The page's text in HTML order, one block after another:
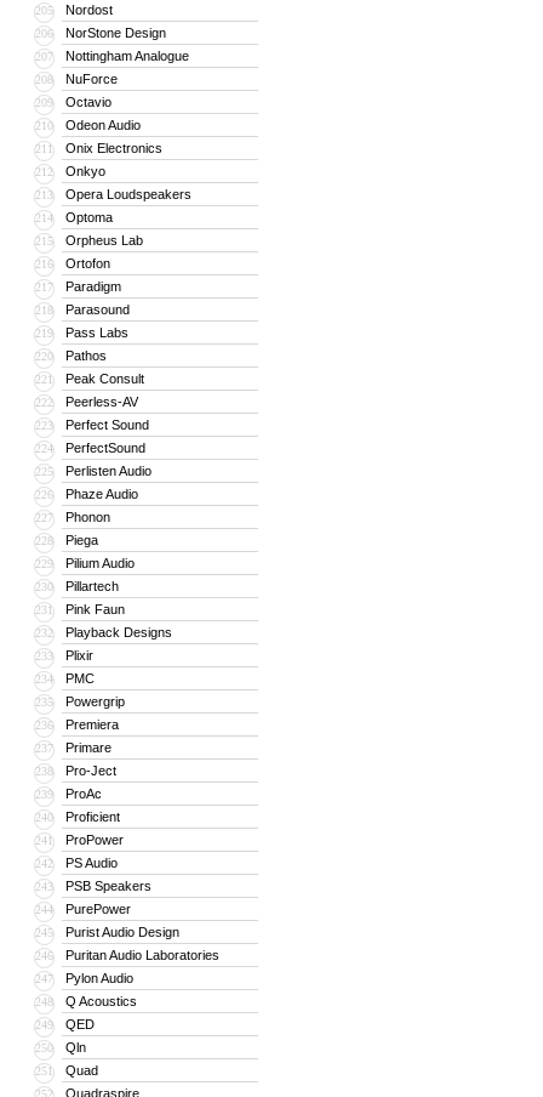
205 Nordost
206 NorStone Design
207 Nottingham Analogue
208 NuForce
209 Octavio
210 Odeon Audio
211 Onix Electronics
212 Onkyo
213 Opera Loudspeakers
214 Optoma
215 Orpheus Lab
216 Ortofon
217 Paradigm
218 Parasound
219 Pass Labs
220 Pathos
221 Peak Consult
222 Peerless-AV
223 Perfect Sound
224 PerfectSound
225 Perlisten Audio
226 Phaze Audio
227 Phonon
228 Piega
229 Pilium Audio
230 Pillartech
231 Pink Faun
232 Playback Designs
233 Plixir
234 PMC
235 Powergrip
236 Premiera
237 Primare
238 Pro-Ject
239 ProAc
240 Proficient
241 ProPower
242 PS Audio
243 PSB Speakers
244 PurePower
245 Purist Audio Design
246 Puritan Audio Laboratories
247 Pylon Audio
248 Q Acoustics
249 QED
250 Qln
251 Quad
252 Quadraspire